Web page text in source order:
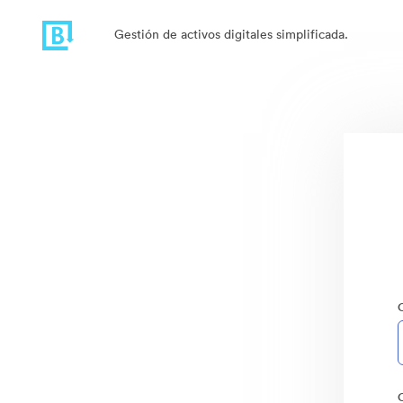
Gestión de activos digitales simplificada.